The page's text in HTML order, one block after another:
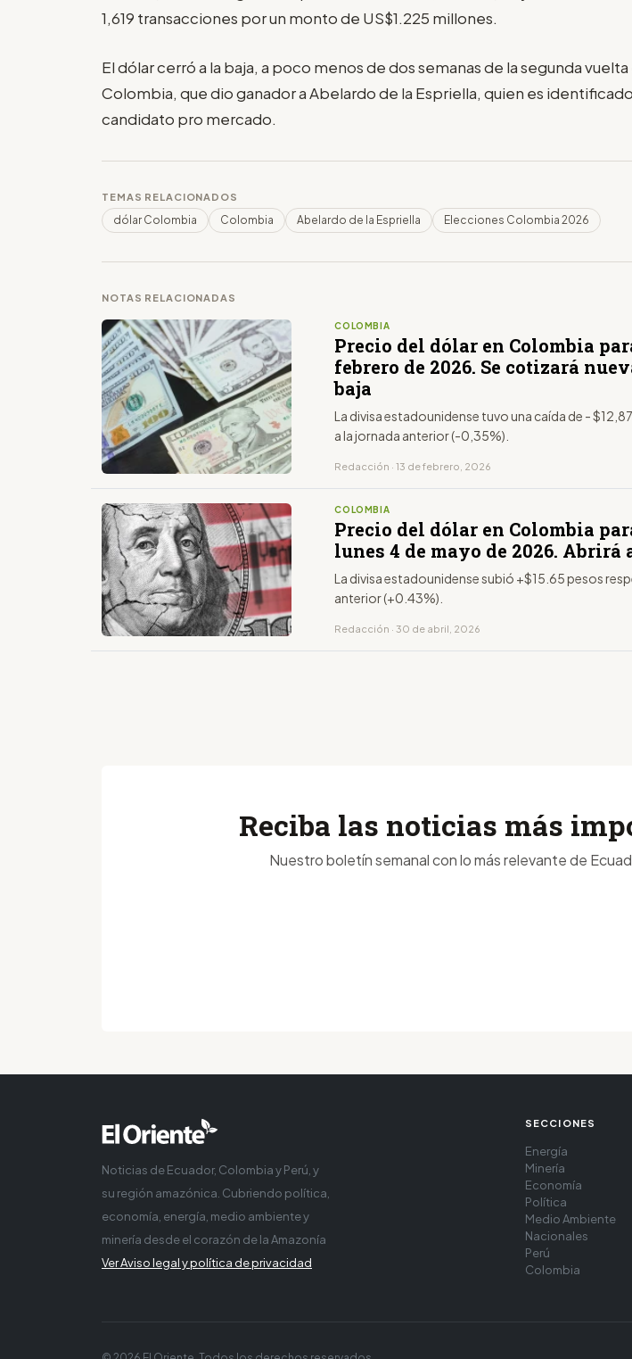
1,619 transacciones por un monto de US$1.225 millones.
El dólar cerró a la baja, a poco menos de dos semanas de la segunda
Colombia, que dio ganador a Abelardo de la Espriella, quien es
candidato pro mercado.
TEMAS RELACIONADOS
dólar Colombia Colombia Abelardo de la Espriella Elecciones Colombia 2026
NOTAS RELACIONADAS
COLOMBIA
Precio del dólar en Colombia
febrero de 2026. Se cotizará
baja
La divisa estadounidense tuvo una caída de -
a la jornada anterior (-0,35%).
Redacción · 13 de febrero, 2026
COLOMBIA
Precio del dólar en Colombia
lunes 4 de mayo de 2026. Abrirá
La divisa estadounidense subió +$15.65 pesos
anterior (+0.43%).
Redacción · 30 de abril, 2026
Reciba las noticias más
Nuestro boletín semanal con lo más relevante de
Noticias de Ecuador, Colombia y Perú, y
su región amazónica. Cubriendo política,
economía, energía, medio ambiente y
minería desde el corazón de la Amazonía
Ver Aviso legal y política de privacidad
SECCIONES
Energía
Minería
Economía
Política
Medio Ambiente
Nacionales
Perú
Colombia